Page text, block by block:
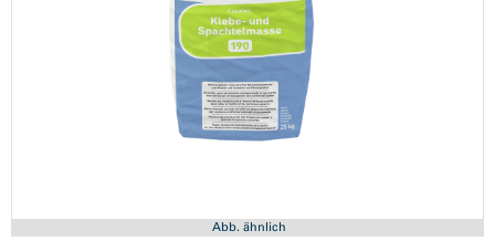
Abb. ähnlich